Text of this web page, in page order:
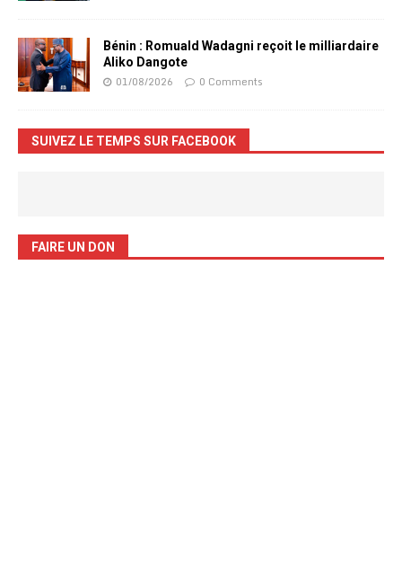
Bénin : Romuald Wadagni reçoit le milliardaire
Aliko Dangote
01/08/2026 0 Comments
SUIVEZ LE TEMPS SUR FACEBOOK
FAIRE UN DON